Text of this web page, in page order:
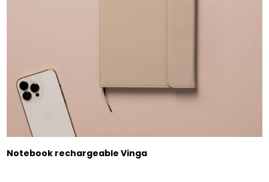
Notebook rechargeable Vinga